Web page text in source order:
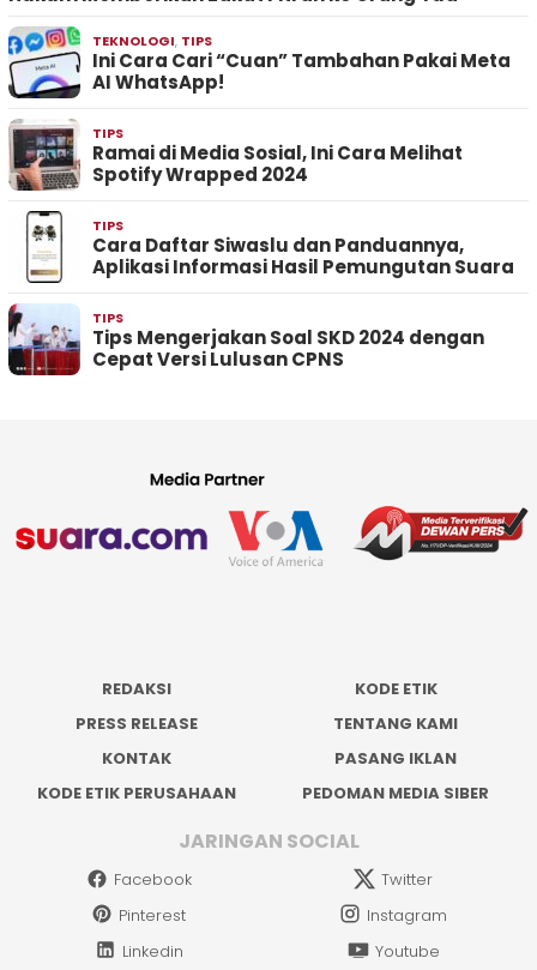
TEKNOLOGI, TIPS
Ini Cara Cari “Cuan” Tambahan Pakai Meta
AI WhatsApp!
TIPS
Ramai di Media Sosial, Ini Cara Melihat
Spotify Wrapped 2024
TIPS
Cara Daftar Siwaslu dan Panduannya,
Aplikasi Informasi Hasil Pemungutan Suara
TIPS
Tips Mengerjakan Soal SKD 2024 dengan
Cepat Versi Lulusan CPNS
REDAKSI
KODE ETIK
PRESS RELEASE
TENTANG KAMI
KONTAK
PASANG IKLAN
KODE ETIK PERUSAHAAN
PEDOMAN MEDIA SIBER
JARINGAN SOCIAL
Facebook
Twitter
Pinterest
Instagram
Linkedin
Youtube